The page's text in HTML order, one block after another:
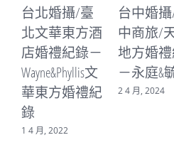
台中婚攝/台
中商旅/天圓
地方婚禮紀錄
－永庭&毓容
2 4 月, 2024
彰化婚
靖新高乙
禮紀錄
&佳妮
2 4 月, 2024